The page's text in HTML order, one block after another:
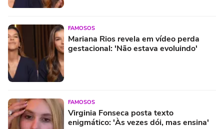
FAMOSOS
Mariana Rios revela em vídeo perda
gestacional: 'Não estava evoluindo'
FAMOSOS
Virginia Fonseca posta texto
enigmático: 'Às vezes dói, mas ensina'